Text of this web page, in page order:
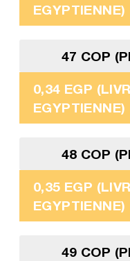
EGYPTIENNE)
47 COP
0,34 EGP
EGYPTIENNE)
48 COP
0,35 EGP
EGYPTIENNE)
49 COP